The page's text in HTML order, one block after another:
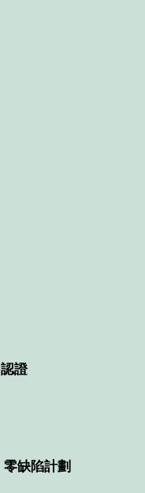
認證
零缺陷計劃